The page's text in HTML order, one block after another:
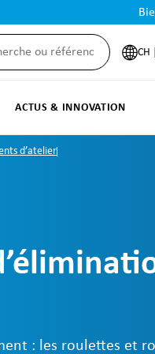
CH
ACTUS & INNOVATION
d’atelier
: les roulettes et